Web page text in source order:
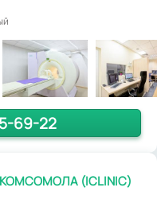
69-22
(ICLINIC)